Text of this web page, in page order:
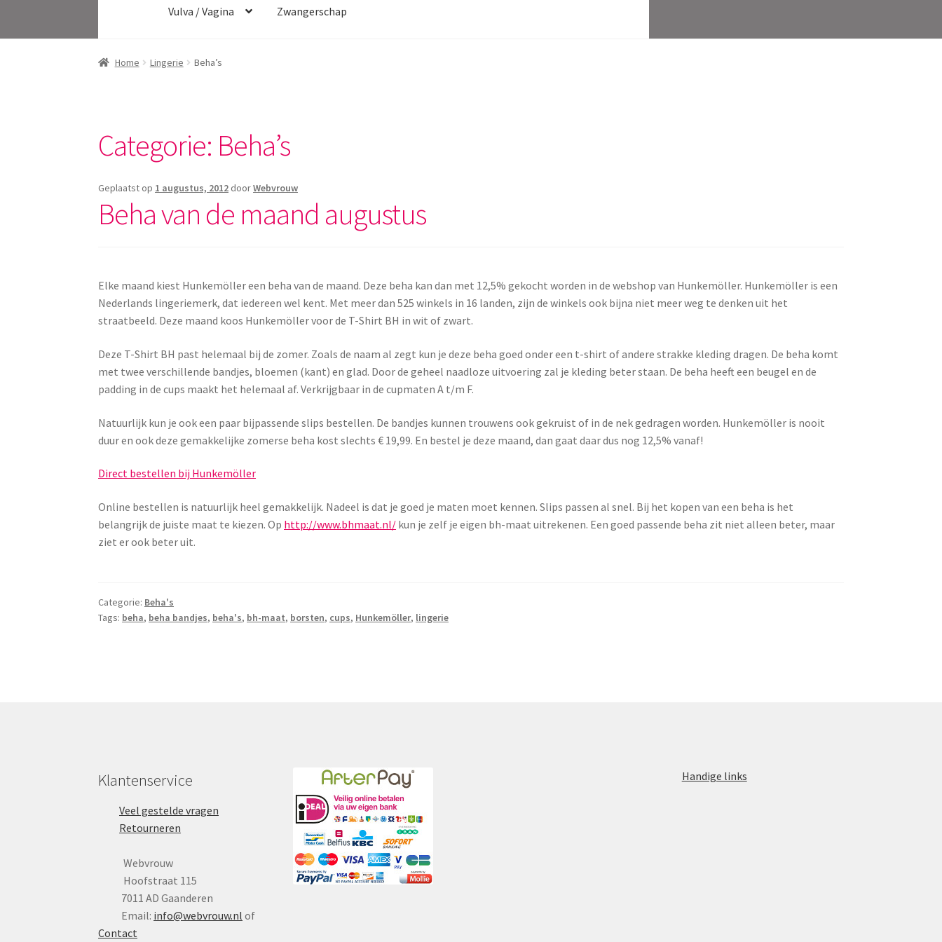
Vulva / Vagina Zwangerschap
Home Lingerie Beha’s
Categorie: Beha’s
Geplaatst op 1 augustus, 2012 doorWebvrouw
Beha van de maand augustus
Elke maand kiest Hunkemöller een beha van de maand. Deze beha kan dan met 12,5% gekocht worden in de webshop van Hunkemöller. Hunkemöller is een
Nederlands lingeriemerk, dat iedereen wel kent. Met meer dan 525 winkels in 16 landen, zijn de winkels ook bijna niet meer weg te denken uit het
straatbeeld. Deze maand koos Hunkemöller voor de T-Shirt BH in wit of zwart.
Deze T-Shirt BH past helemaal bij de zomer. Zoals de naam al zegt kun je deze beha goed onder een t-shirt of andere strakke kleding dragen. De beha komt
met twee verschillende bandjes, bloemen (kant) en glad. Door de geheel naadloze uitvoering zal je kleding beter staan. De beha heeft een beugel en de
padding in de cups maakt het helemaal af. Verkrijgbaar in de cupmaten A t/m F.
Natuurlijk kun je ook een paar bijpassende slips bestellen. De bandjes kunnen trouwens ook gekruist of in de nek gedragen worden. Hunkemöller is nooit
duur en ook deze gemakkelijke zomerse beha kost slechts € 19,99. En bestel je deze maand, dan gaat daar dus nog 12,5% vanaf!
Direct bestellen bij Hunkemöller
Online bestellen is natuurlijk heel gemakkelijk. Nadeel is dat je goed je maten moet kennen. Slips passen al snel. Bij het kopen van een beha is het
belangrijk de juiste maat te kiezen. Op http://www.bhmaat.nl/ kun je zelf je eigen bh-maat uitrekenen. Een goed passende beha zit niet alleen beter, maar
ziet er ook beter uit.
Categorie: Beha's
Tags: beha, beha bandjes, beha's, bh-maat, borsten, cups, Hunkemöller, lingerie
Klantenservice
Veel gestelde vragen
Retourneren
Webvrouw
Hoofstraat 115
7011 AD Gaanderen
Email: info@webvrouw.nl of
Contact
Handige links